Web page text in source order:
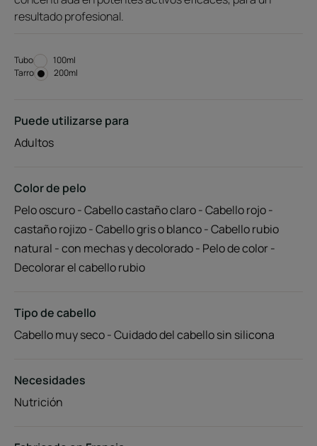
resultado profesional.
Tubo Tubo
100ml
Tarro
Tarro
200ml
Puede utilizarse para
Adultos
Color de pelo
Pelo oscuro - Cabello castaño claro - Cabello rojo -
castaño rojizo - Cabello gris o blanco - Cabello rubio
natural - con mechas y decolorado - Pelo de color -
Decolorar el cabello rubio
Tipo de cabello
Cabello muy seco - Cuidado del cabello sin silicona
Necesidades
Nutrición